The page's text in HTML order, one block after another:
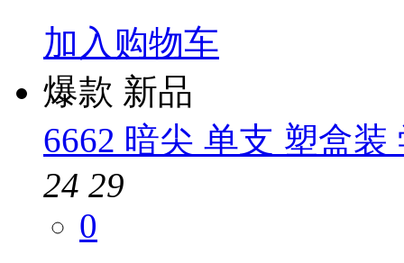
加入购物车
爆款 新品
6662 暗尖 单支 塑盒
24 29
0